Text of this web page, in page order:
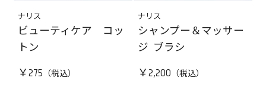
ナリス
ビューティケア コッ
トン
￥275
ナリス
シャンプー＆マッサー
ジ ブラシ
￥2,200